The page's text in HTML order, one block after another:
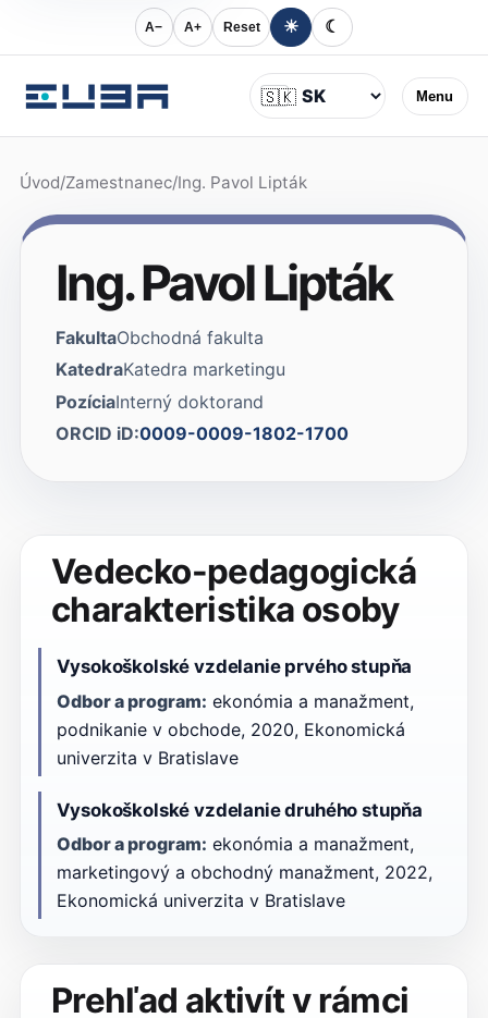
A− A+ Reset ☀ ☾
Menu
Jazyk
🇸🇰
Úvod/Zamestnanec/Ing. Pavol Lipták
Ing. Pavol Lipták
FakultaObchodná fakulta
KatedraKatedra marketingu
PozíciaInterný doktorand
ORCID iD:0009-0009-1802-1700
Vedecko-pedagogická
charakteristika osoby
Vysokoškolské vzdelanie prvého stupňa
Odbor a program: ekonómia a manažment,
podnikanie v obchode, 2020, Ekonomická
univerzita v Bratislave
Vysokoškolské vzdelanie druhého stupňa
Odbor a program: ekonómia a manažment,
marketingový a obchodný manažment, 2022,
Ekonomická univerzita v Bratislave
Prehľad aktivít v rámci